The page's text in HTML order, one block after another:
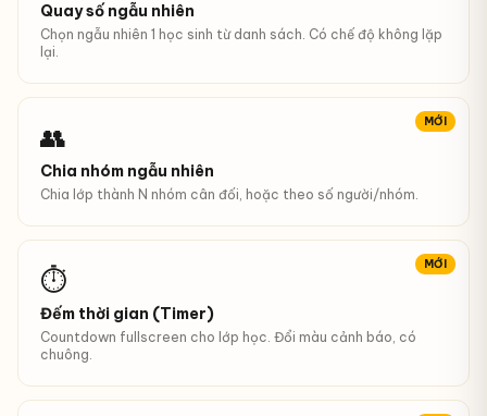
Quay số ngẫu nhiên
Chọn ngẫu nhiên 1 học sinh từ danh sách. Có chế độ không lặp
lại.
MỚI
👥
Chia nhóm ngẫu nhiên
Chia lớp thành N nhóm cân đối, hoặc theo số người/nhóm.
MỚI
⏱
Đếm thời gian (Timer)
Countdown fullscreen cho lớp học. Đổi màu cảnh báo, có
chuông.